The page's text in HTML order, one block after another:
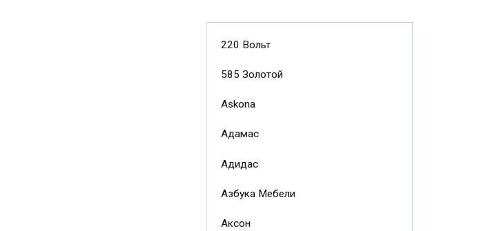
220 Вольт
585 Золотой
Askona
Адамас
Адидас
Азбука Мебели
Аксон